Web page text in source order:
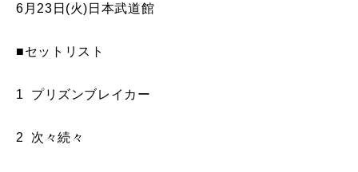
6月23日(火)日本武道館
■セットリスト
1 プリズンブレイカー
2 次々続々